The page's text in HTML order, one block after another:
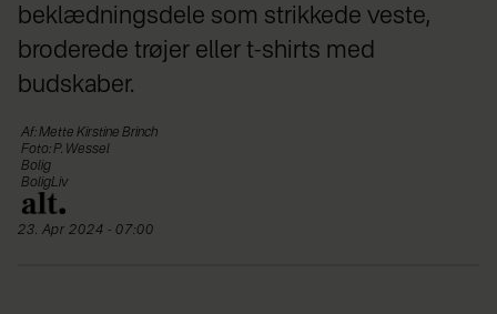
beklædningsdele som strikkede veste,
broderede trøjer eller t-shirts med
budskaber.
Af: Mette Kirstine Brinch
Foto: P. Wessel
Bolig
BoligLiv
23. Apr 2024 - 07:00